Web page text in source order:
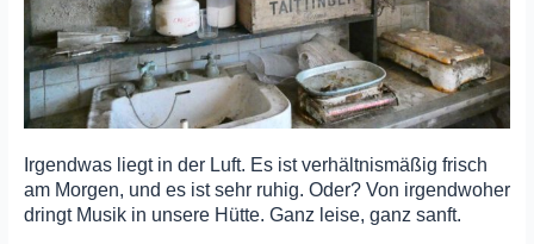
Irgendwas liegt in der Luft. Es ist verhältnismäßig frisch
am Morgen, und es ist sehr ruhig. Oder? Von irgendwoher
dringt Musik in unsere Hütte. Ganz leise, ganz sanft.